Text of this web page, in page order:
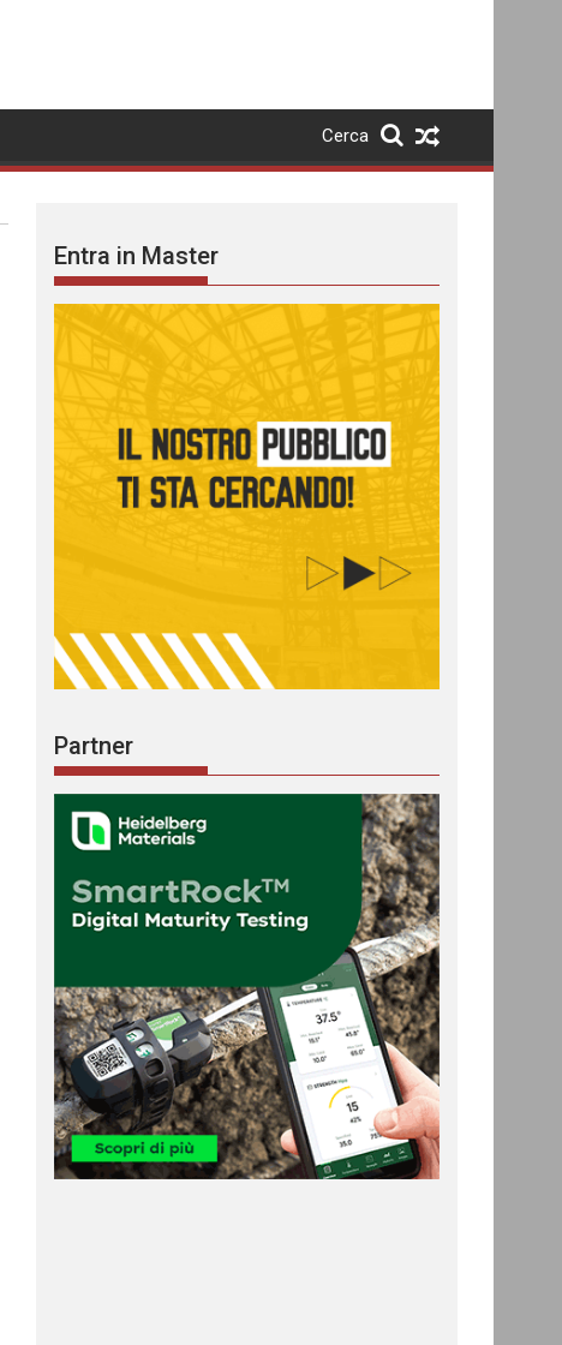
Cerca
Entra in Master
Partner